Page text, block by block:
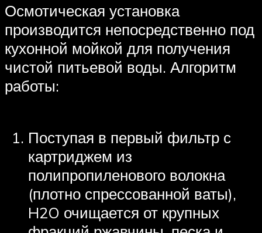
Осмотическая установка
производится непосредственно под
кухонной мойкой для получения
чистой питьевой воды. Алгоритм
работы:
Поступая в первый фильтр с
картриджем из
полипропиленового волокна
(плотно спрессованной ваты),
H2O очищается от крупных